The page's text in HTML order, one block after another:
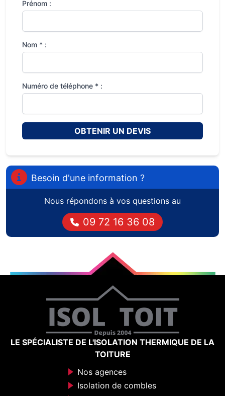
Prénom :
Nom * :
Numéro de téléphone * :
OBTENIR UN DEVIS
Besoin d'une information ?
Nous répondons à vos questions au
09 72 16 36 08
LE SPÉCIALISTE DE L'ISOLATION THERMIQUE DE LA
TOITURE
Nos agences
Isolation de combles